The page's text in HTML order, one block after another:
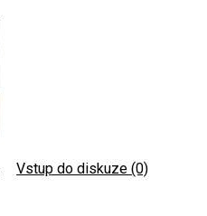
Vstup do diskuze (0)